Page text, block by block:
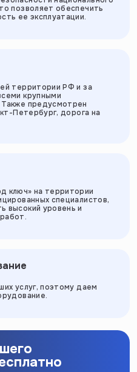
позволяет обеспечить
ее эксплуатации.
территории РФ и за
крупными
предусмотрен
Петербург, дорога на
ключ» на территории
специалистов,
высокий уровень и
услуг, поэтому даем